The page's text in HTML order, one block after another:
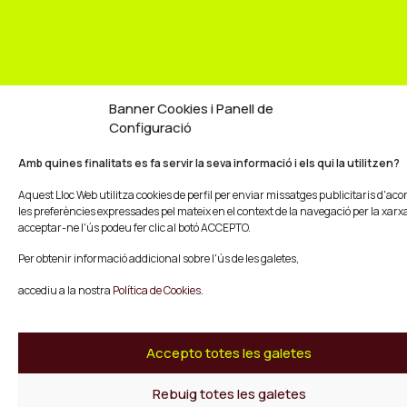
Banner Cookies i Panell de
Configuració
Amb quines finalitats es fa servir la seva informació i els qui la utilitzen?
Aquest Lloc Web utilitza cookies de perfil per enviar missatges publicitaris
les preferències expressades pel mateix en el context de la navegació per la
acceptar-ne l'ús podeu fer clic al botó ACCEPTO.
Per obtenir informació addicional sobre l'ús de les galetes,
accediu a la nostra Política de Cookies.
Accepto totes les galetes
Rebuig totes les galetes